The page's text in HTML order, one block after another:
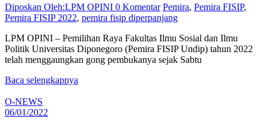
Diposkan Oleh:LPM OPINI 0 Komentar Pemira, Pemira FISIP,
Pemira FISIP 2022, pemira fisip diperpanjang
LPM OPINI – Pemilihan Raya Fakultas Ilmu Sosial dan Ilmu
Politik Universitas Diponegoro (Pemira FISIP Undip) tahun 2022
telah menggaungkan gong pembukanya sejak Sabtu
Baca selengkapnya
O-NEWS
06/01/2022